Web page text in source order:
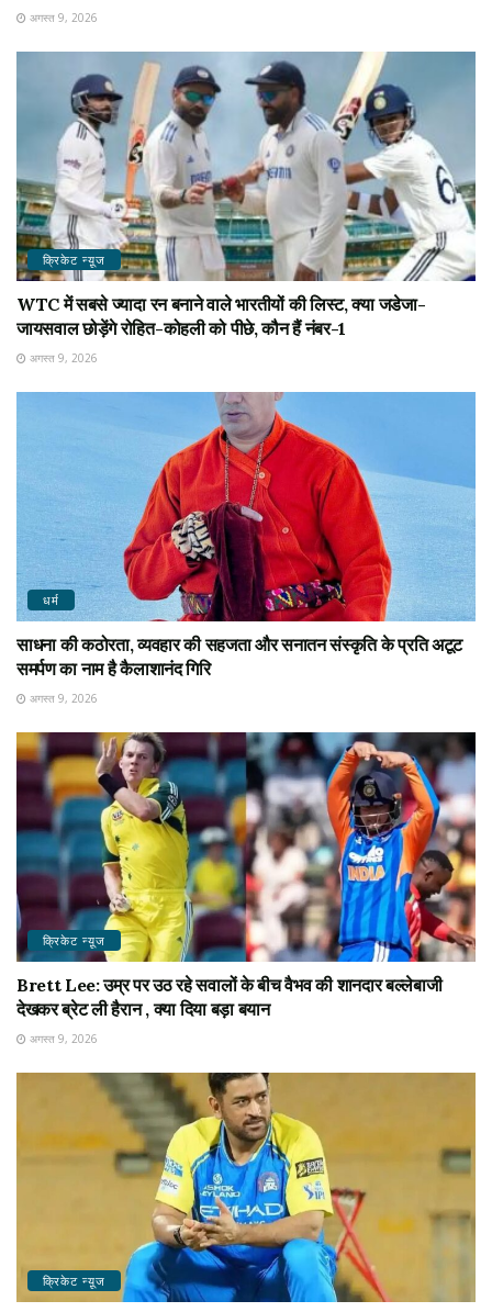
अगस्त 9, 2026
क्रिकेट न्यू़ज
WTC में सबसे ज्यादा रन बनाने वाले भारतीयों की लिस्ट, क्या जडेजा-
जायसवाल छोड़ेंगे रोहित-कोहली को पीछे, कौन हैं नंबर-1
अगस्त 9, 2026
धर्म
साधना की कठोरता, व्यवहार की सहजता और सनातन संस्कृति के प्रति अटूट
समर्पण का नाम है कैलाशानंद गिरि
अगस्त 9, 2026
क्रिकेट न्यू़ज
Brett Lee: उम्र पर उठ रहे सवालों के बीच वैभव की शानदार बल्लेबाजी
देखकर ब्रेट ली हैरान , क्या दिया बड़ा बयान
अगस्त 9, 2026
क्रिकेट न्यू़ज